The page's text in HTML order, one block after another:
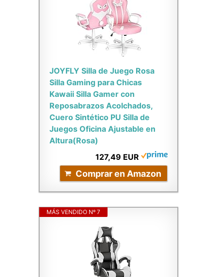
JOYFLY Silla de Juego Rosa
Silla Gaming para Chicas
Kawaii Silla Gamer con
Reposabrazos Acolchados,
Cuero Sintético PU Silla de
Juegos Oficina Ajustable en
Altura(Rosa)
127,49 EUR
Comprar en Amazon
MÁS VENDIDO Nº 7